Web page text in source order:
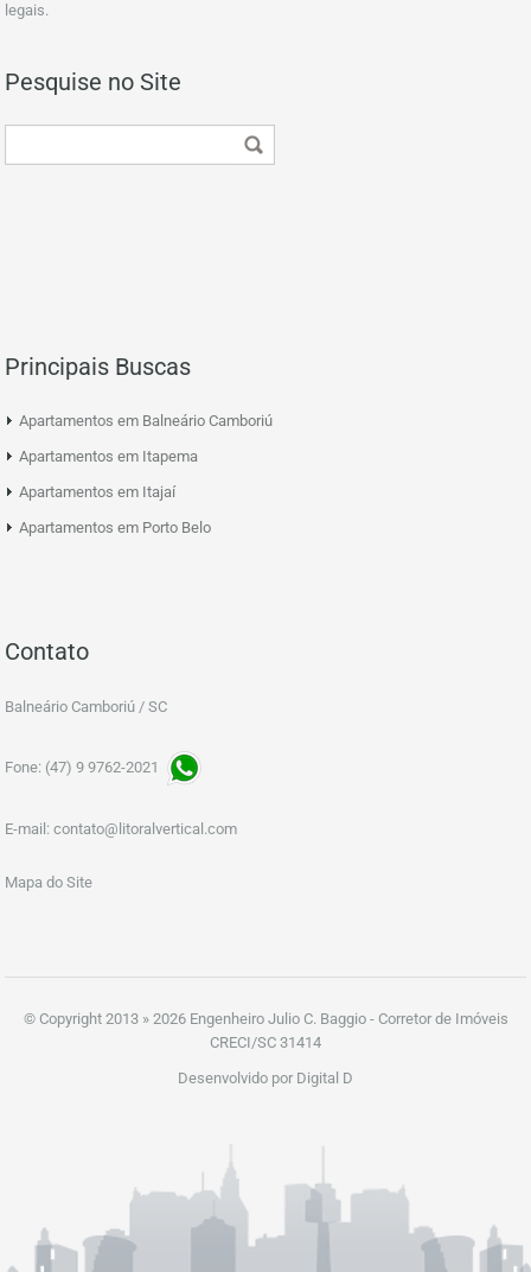
legais.
Pesquise no Site
Principais Buscas
Apartamentos em Balneário Camboriú
Apartamentos em Itapema
Apartamentos em Itajaí
Apartamentos em Porto Belo
Contato
Balneário Camboriú / SC
Fone: (47) 9 9762-2021
E-mail: contato@litoralvertical.com
Mapa do Site
© Copyright 2013 » 2026 Engenheiro Julio C. Baggio - Corretor de Imóveis
CRECI/SC 31414
Desenvolvido por Digital D